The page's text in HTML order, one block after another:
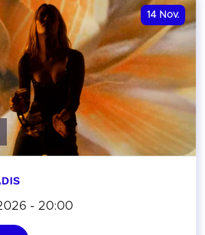
14 Nov.
- 20:00